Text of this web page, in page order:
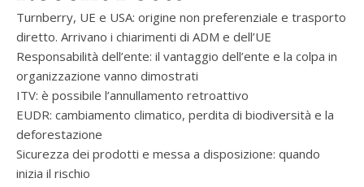
Turnberry, UE e USA: origine non preferenziale e trasporto
diretto. Arrivano i chiarimenti di ADM e dell’UE
Responsabilità dell’ente: il vantaggio dell’ente e la colpa in
organizzazione vanno dimostrati
ITV: è possibile l’annullamento retroattivo
EUDR: cambiamento climatico, perdita di biodiversità e la
deforestazione
Sicurezza dei prodotti e messa a disposizione: quando
inizia il rischio